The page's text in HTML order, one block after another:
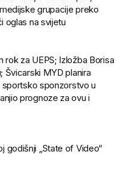
grupacije preko
oglas na svijetu
rok za UEPS; Izložba Borisa
Švicarski MYD planira
sportsko sponzorstvo u
prognoze za ovu i
godišnji „State of Video“